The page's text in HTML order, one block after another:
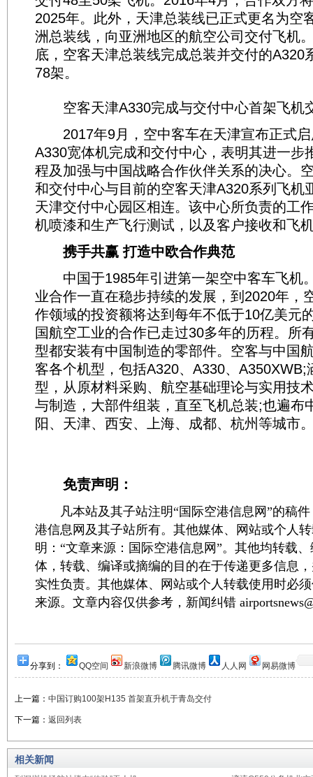
2025年。此外，天津总装线已正式更名为空
洲总装线，向亚洲地区的航空公司交付飞机
底，空客天津总装线完成总装并交付的A320
78架。
空客天津A330完成与交付中心首架飞机
2017年9月，空中客车在天津宣布正式启
A330宽体机完成和交付中心，表明其进一步
程及加强与中国战略合作伙伴关系的决心。
和交付中心与目前的空客天津A320系列飞机
天津交付中心园区相连。该中心所负责的工
机喷漆和生产飞行测试，以及客户接收和飞
携手共赢 打造中欧合作典范
中国于1985年引进第一架空中客车飞机
业合作一直在稳步持续的发展，到2020年，
作领域的投资额将达到每年不低于10亿美元
国航空工业的合作已走过30多年的历程。所
型都安装有中国制造的零部件。空客与中国
客各个机型，包括A320、A330、A350XWB;
型，从原材料采购、航空基础理论与实用技
与制造，大部件组装，直至飞机总装;也遍布
阳、天津、西安、上海、成都、杭州等城市
免责声明：
凡本站及其子站注明“国际空港信息网”的稿件
港信息网及其子站所有。其他媒体、网站或个人
明：“文章来源：国际空港信息网”。其他均转载
体，转载、编译或摘编的目的在于传递更多信息
实性负责。其他媒体、网站或个人转载使用时必
来源。文章内容仅供参考，新闻纠错
分享到： QQ空间 新浪微博 腾讯微博 人人网 网易微博
上一篇： 中国订购100架H135 首架直升机于青岛交付
下一篇： 返回列表
相关新闻